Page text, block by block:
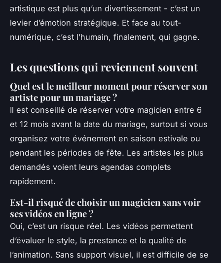
artistique est plus qu’un divertissement - c’est un
levier d’émotion stratégique. Et face au tout-
numérique, c’est l’humain, finalement, qui gagne.
Les questions qui reviennent souvent
Quel est le meilleur moment pour réserver son
artiste pour un mariage ?
Il est conseillé de réserver votre magicien entre 6
et 12 mois avant la date du mariage, surtout si vous
organisez votre événement en saison estivale ou
pendant les périodes de fête. Les artistes les plus
demandés voient leurs agendas complets
rapidement.
Est-il risqué de choisir un magicien sans voir
ses vidéos en ligne ?
Oui, c’est un risque réel. Les vidéos permettent
d’évaluer le style, la prestance et la qualité de
l’animation. Sans support visuel, il est difficile de se